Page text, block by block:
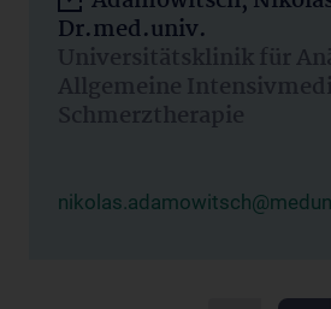
Dr.med.univ.
Universitätsklinik für
Allgemeine
Schmerztherapie